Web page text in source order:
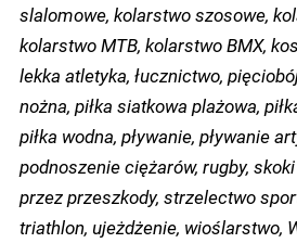
slalomowe, kolarstwo szosowe,
kolarstwo MTB, kolarstwo BMX,
lekka atletyka, łucznictwo,
nożna, piłka siatkowa plażowa,
piłka wodna, pływanie, pływanie
podnoszenie ciężarów, rugby,
przez przeszkody, strzelectwo
triathlon, ujeżdżenie, wioślarstwo,